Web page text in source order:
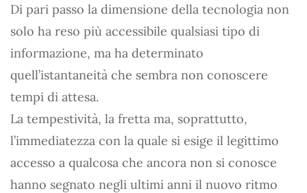
Di pari passo la dimensione della tecnologia non
solo ha reso più accessibile qualsiasi tipo di
informazione, ma ha determinato
quell’istantaneità che sembra non conoscere
tempi di attesa.
La tempestività, la fretta ma, soprattutto,
l’immediatezza con la quale si esige il legittimo
accesso a qualcosa che ancora non si conosce
hanno segnato negli ultimi anni il nuovo ritmo